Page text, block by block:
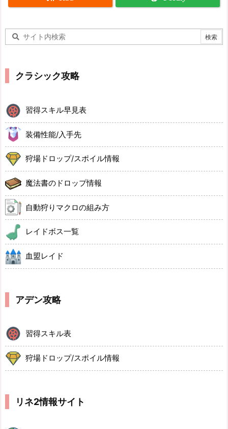
クラシック攻略
習得スキル早見表
装備性能/入手先
狩場ドロップ/スポイル情報
魔法書のドロップ情報
自動狩りマクロの組み方
レイドボス一覧
血盟レイド
アデン攻略
習得スキル表
狩場ドロップ/スポイル情報
リネ2情報サイト